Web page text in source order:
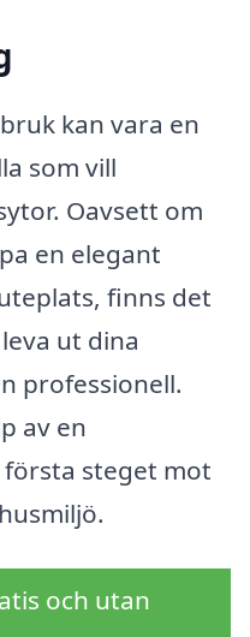
kan vara en
som vill
Oavsett om
en elegant
finns det
ut dina
professionell.
av en
steget mot
och utan